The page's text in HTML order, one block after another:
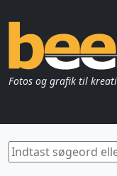
Fotos og grafik til